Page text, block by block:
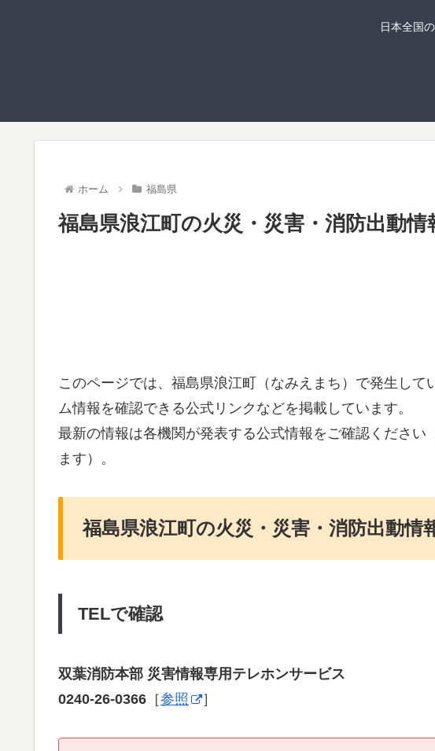
日本全国
ホーム 福島県
福島県浪江町の火災・災害・消防出動情
このページでは、福島県浪江町（なみえまち）で発生して
ム情報を確認できる公式リンクなどを掲載しています。
最新の情報は各機関が発表する公式情報をご確認ください
ます）。
福島県浪江町の火災・災害・消防出動情
TELで確認
双葉消防本部 災害情報専用テレホンサービス
0240-26-0366 ［参照 ］